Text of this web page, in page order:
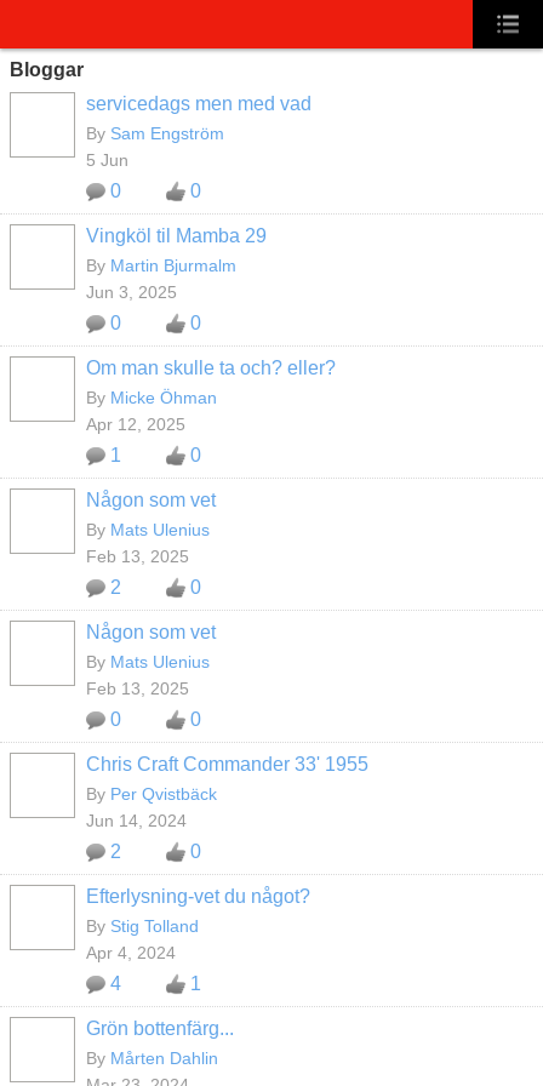
Bloggar
servicedags men med vad
By Sam Engström
5 Jun
0 0
Vingköl til Mamba 29
By Martin Bjurmalm
Jun 3, 2025
0 0
Om man skulle ta och? eller?
By Micke Öhman
Apr 12, 2025
1 0
Någon som vet
By Mats Ulenius
Feb 13, 2025
2 0
Någon som vet
By Mats Ulenius
Feb 13, 2025
0 0
Chris Craft Commander 33' 1955
By Per Qvistbäck
Jun 14, 2024
2 0
Efterlysning-vet du något?
By Stig Tolland
Apr 4, 2024
4 1
Grön bottenfärg...
By Mårten Dahlin